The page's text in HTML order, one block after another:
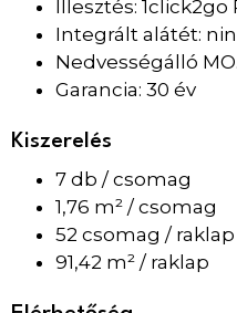
Illesztés: 1click2go
Integrált alátét:
Nedvességálló
Garancia: 30 év
Kiszerelés
7 db / csomag
1,76 m² / csomag
52 csomag / raklap
91,42 m² / raklap